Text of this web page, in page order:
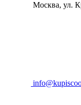
Москва, ул.